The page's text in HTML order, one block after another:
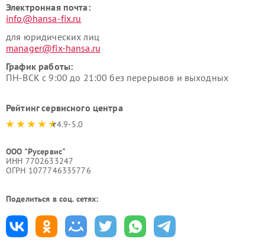
Электронная почта:
info@hansa-fix.ru
для юридических лиц
manager@fix-hansa.ru
График работы:
ПН-ВСК с 9:00 до 21:00 без перерывов и выходных
Рейтинг сервисного центра
4.9-5.0
ООО "Русервис"
ИНН 7702633247
ОГРН 1077746335776
Поделиться в соц. сетях: